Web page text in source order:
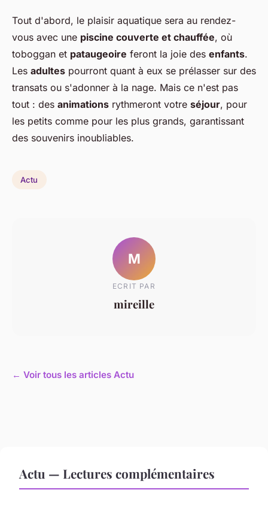
Tout d'abord, le plaisir aquatique sera au rendez-
vous avec une piscine couverte et chauffée, où
toboggan et pataugeoire feront la joie des enfants.
Les adultes pourront quant à eux se prélasser sur des
transats ou s'adonner à la nage. Mais ce n'est pas
tout : des animations rythmeront votre séjour, pour
les petits comme pour les plus grands, garantissant
des souvenirs inoubliables.
Actu
M
ECRIT PAR
mireille
← Voir tous les articles Actu
Actu — Lectures complémentaires